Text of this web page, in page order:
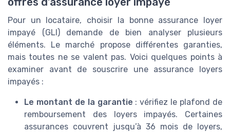
Pour un locataire, choisir la bonne assurance loyer
impayé (GLI) demande de bien analyser plusieurs
éléments. Le marché propose différentes garanties,
mais toutes ne se valent pas. Voici quelques points à
examiner avant de souscrire une assurance loyers
impayés :
Le montant de la garantie : vérifiez le plafond de
remboursement des loyers impayés. Certaines
assurances couvrent jusqu’à 36 mois de loyers,